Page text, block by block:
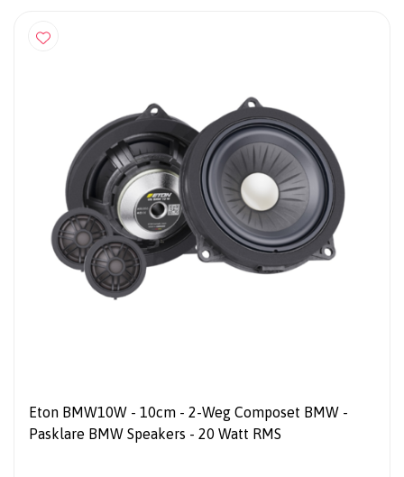
Eton BMW10W - 10cm - 2-Weg Composet BMW -
Pasklare BMW Speakers - 20 Watt RMS